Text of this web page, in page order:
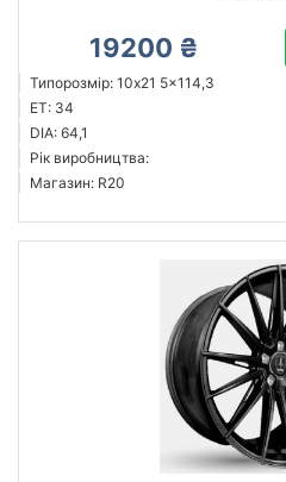
19200 ₴
Типорозмір: 10x21 5x114,3
ET: 34
DIA: 64,1
Рік виробництва:
Магазин: R20